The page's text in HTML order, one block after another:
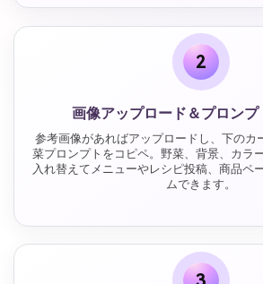
2
画像アップロード＆プロンプ
参考画像があればアップロードし、下のカ
菜プロンプトをコピペ。野菜、背景、カラ
入れ替えてメニューやレシピ投稿、商品ペ
ムできます。